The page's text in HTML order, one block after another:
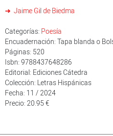
Jaime Gil de Biedma
Categorías: Poesía
Encuadernación: Tapa blanda o
Páginas: 520
Isbn: 9788437648286
Editorial: Ediciones Cátedra
Colección: Letras Hispánicas
Fecha: 11 / 2024
Precio: 20.95 €